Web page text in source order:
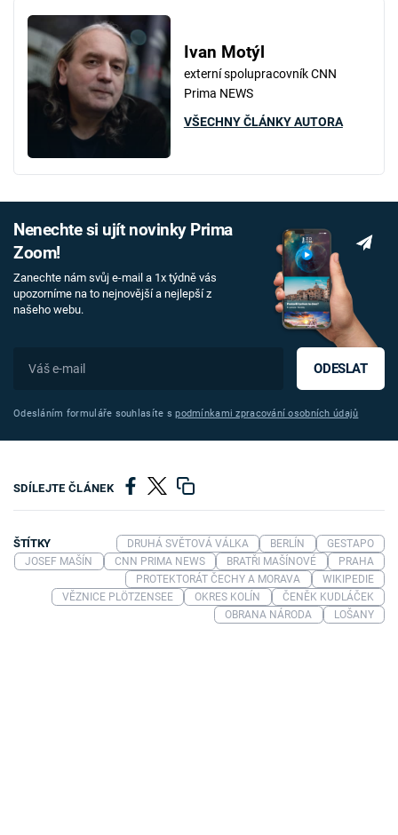
Ivan Motýl
externí spolupracovník CNN
Prima NEWS
VŠECHNY ČLÁNKY AUTORA
Nenechte si ujít novinky Prima
Zoom!
Zanechte nám svůj e-mail a 1x týdně vás
upozorníme na to nejnovější a nejlepší z
našeho webu.
ODESLAT
Odesláním formuláře souhlasíte spodmínkami zpracování osobních údajů
SDÍLEJTE ČLÁNEK
ŠTÍTKY DRUHÁ SVĚTOVÁ VÁLKA BERLÍN
GESTAPO
JOSEF MAŠÍN
CNN PRIMA NEWS BRATŘI MAŠÍNOVÉ
PRAHA
PROTEKTORÁT ČECHY A MORAVA
WIKIPEDIE
VĚZNICE PLÖTZENSEE
OKRES KOLÍN
ČENĚK KUDLÁČEK
OBRANA NÁRODA
LOŠANY